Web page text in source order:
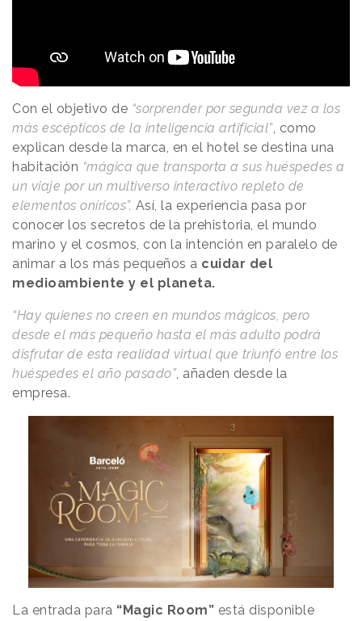
Con el objetivo de “sorprender por segunda vez a los
más escépticos de la inteligencia artificial”, como
explican desde la marca, en el hotel se destina una
habitación “mágica que transporta a sus huéspedes a
un viaje por un multiverso interactivo repleto de
elementos oníricos”. Así, la experiencia pasa por
conocer los secretos de la prehistoria, el mundo
marino y el cosmos, con la intención en paralelo de
animar a los más pequeños a cuidar del
medioambiente y el planeta.
“Hay quienes no creen en mundos mágicos, pero
desde el más pequeño hasta el más adulto podrá
disfrutar de esta realidad virtual que triunfó entre los
huéspedes el año pasado”, añaden desde la
empresa.
La entrada para “Magic Room” está disponible